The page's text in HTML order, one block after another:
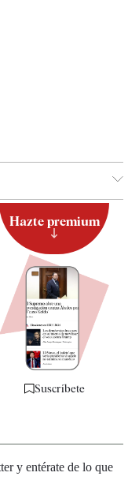
Hazte premium
Suscríbete
y entérate de lo que